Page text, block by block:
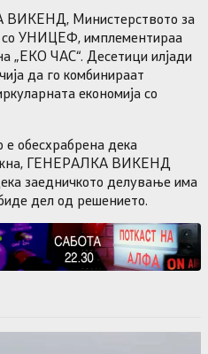
ВИКЕНД, Министерството за
со УНИЦЕФ, имплементираа
„ЕКО ЧАС“. Десетици илјади
да го комбинираат
економија со
е обесхрабрена дека
ГЕНЕРАЛКА ВИКЕНД
заедничкото делување има
дел од решението.